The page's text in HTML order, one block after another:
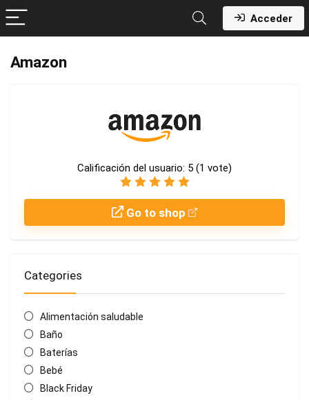
Acceder
Amazon
Calificación del usuario: 5 (1 vote)
Go to shop
Categories
Alimentación saludable
Baño
Baterías
Bebé
Black Friday